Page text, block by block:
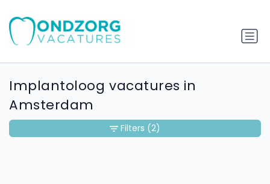
Implantoloog vacatures in
Amsterdam
Filters (2)